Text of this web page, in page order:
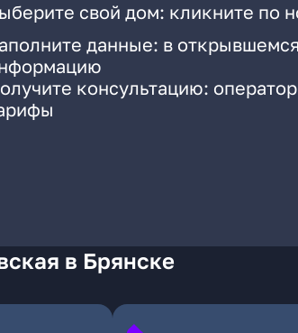
свой дом: кликните по
данные: в
консультацию:
в Брянске